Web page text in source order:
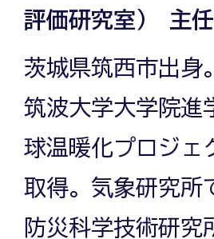
評価研究室） 主
茨城県筑西市出身
筑波大学大学院進
球温暖化プロジェ
取得。気象研究所
防災科学技術研究